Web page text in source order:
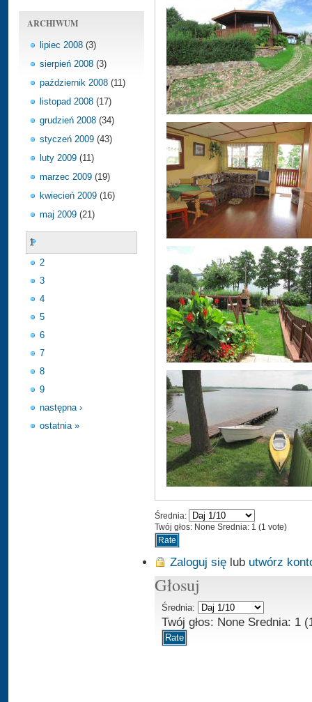
ARCHIWUM
lipiec 2008 (3)
sierpień 2008 (3)
październik 2008 (11)
listopad 2008 (17)
grudzień 2008 (34)
styczeń 2009 (43)
luty 2009 (11)
marzec 2009 (19)
kwiecień 2009 (16)
maj 2009 (21)
1
2
3
4
5
6
7
8
9
następna ›
ostatnia »
Średnia:
Twój głos: None Srednia: 1 (1 vote)
Zaloguj się lub utwórz
Głosuj
Średnia:
Twój głos: None Srednia: 1 (